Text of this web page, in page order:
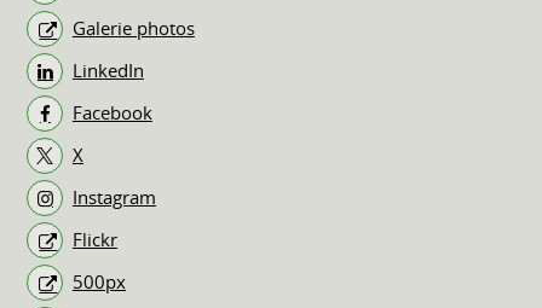
Galerie photos
LinkedIn
Facebook
X
Instagram
Flickr
500px